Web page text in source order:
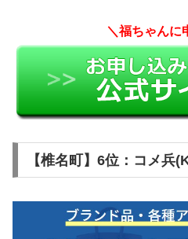
＼福ちゃんに
【椎名町】6位：コメ兵